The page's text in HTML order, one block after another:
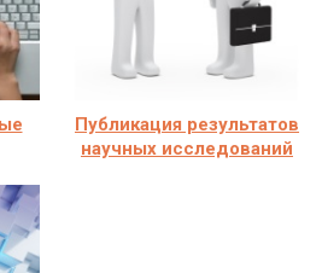
Публикация результатов
научных исследований